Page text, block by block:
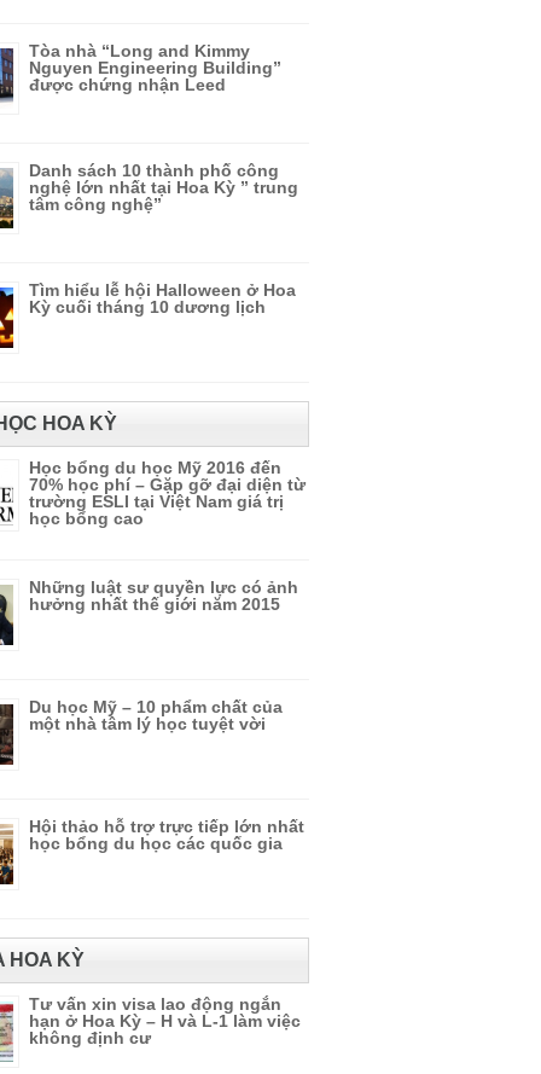
Tòa nhà “Long and Kimmy
Nguyen Engineering Building”
được chứng nhận Leed
Danh sách 10 thành phố công
nghệ lớn nhất tại Hoa Kỳ ” trung
tâm công nghệ”
Tìm hiểu lễ hội Halloween ở Hoa
Kỳ cuối tháng 10 dương lịch
HOA KỲ
Học bổng du học Mỹ 2016 đến
70% học phí – Gặp gỡ đại diện từ
trường ESLI tại Việt Nam giá trị
học bổng cao
Những luật sư quyền lực có ảnh
hưởng nhất thế giới năm 2015
Du học Mỹ – 10 phẩm chất của
một nhà tâm lý học tuyệt vời
Hội thảo hỗ trợ trực tiếp lớn nhất
học bổng du học các quốc gia
HOA KỲ
Tư vấn xin visa lao động ngắn
hạn ở Hoa Kỳ – H và L-1 làm việc
không định cư